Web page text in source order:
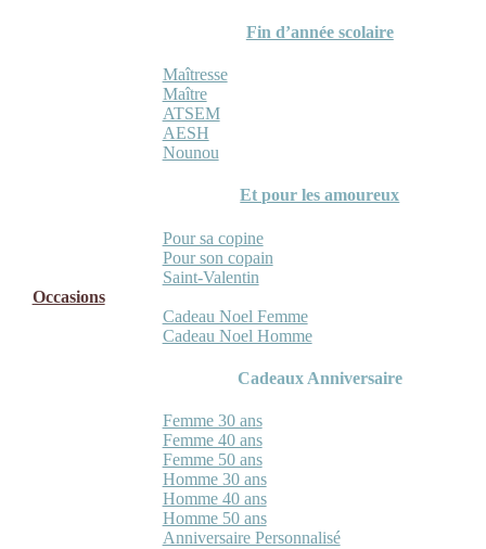
Fin d’année scolaire
Maîtresse
Maître
ATSEM
AESH
Nounou
Et pour les amoureux
Pour sa copine
Pour son copain
Saint-Valentin
Occasions
Cadeau Noel Femme
Cadeau Noel Homme
Cadeaux Anniversaire
Femme 30 ans
Femme 40 ans
Femme 50 ans
Homme 30 ans
Homme 40 ans
Homme 50 ans
Anniversaire Personnalisé